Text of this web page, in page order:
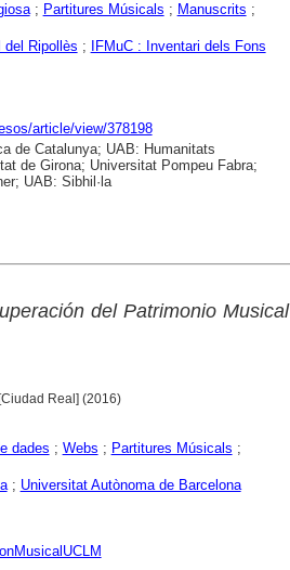
; Partitures Músicals ; Manuscrits ;
del Ripollès ;
IFMuC : Inventari dels Fons
article/view/378198
de Catalunya; UAB: Humanitats
de Girona; Universitat Pompeu Fabra;
UAB: Sibhil·la
del Patrimonio Musical
Real] (2016)
dades ; Webs ; Partitures Músicals ;
; Universitat Autònoma de Barcelona